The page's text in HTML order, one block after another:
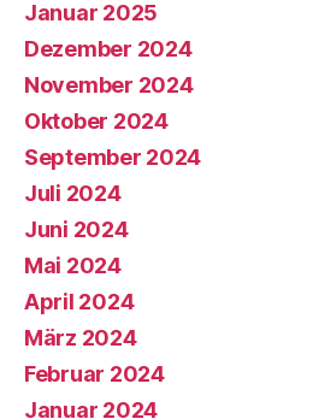
Januar 2025
Dezember 2024
November 2024
Oktober 2024
September 2024
Juli 2024
Juni 2024
Mai 2024
April 2024
März 2024
Februar 2024
Januar 2024